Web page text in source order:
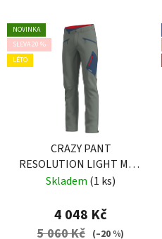
NOVINKA
SLEVA 20 %
LÉTO
CRAZY PANT
RESOLUTION LIGHT MAN
SLATE
Skladem (1 ks)
4 048 Kč
5 060 Kč (–20 %)